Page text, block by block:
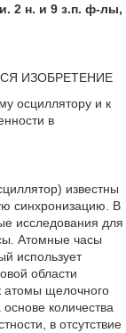
2 н. и 9 з.п. ф-лы,
ИЗОБРЕТЕНИЕ
осциллятору и к
в
известны
синхронизацию. В
исследования для
Атомные часы
использует
области
атомы щелочного
количества
в отсутствие